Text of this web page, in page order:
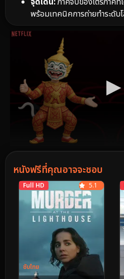
พร้อมเทคนิคการถ่ายทำระดับ
หนังฟรีที่คุณอาจจะชอบ
Full HD
ซับไทย
5.1